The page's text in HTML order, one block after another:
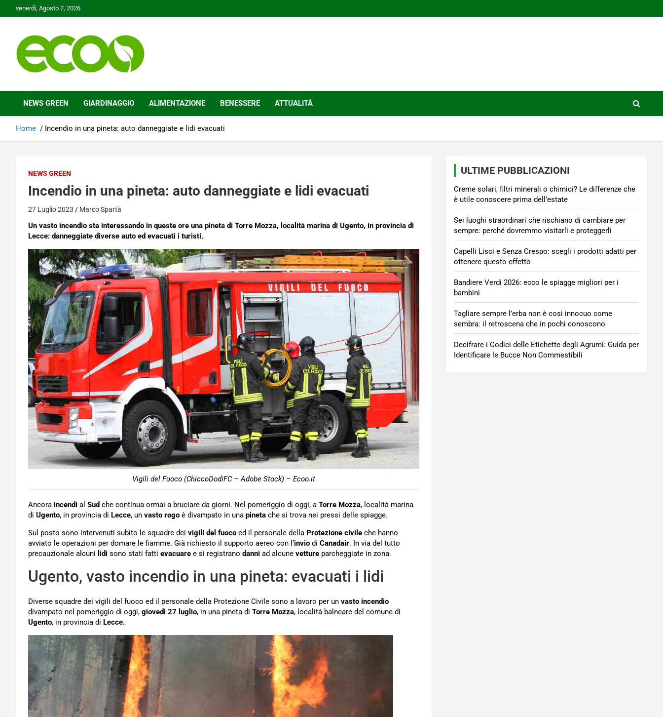
to
venerdì, Agosto 7, 2026
Ecoo.it
NEWS GREEN GIARDINAGGIO ALIMENTAZIONE BENESSERE ATTUALITÀ
Home Incendio in una pineta: auto danneggiate e lidi evacuati
NEWS GREEN
Incendio in una pineta: auto danneggiate e lidi evacuati
27 Luglio 2023 Marco Spartà
Un vasto incendio sta interessando in queste ore una pineta di Torre Mozza, località marina di Ugento, in provincia di
Lecce: danneggiate diverse auto ed evacuati i turisti.
Vigili del Fuoco (ChiccoDodiFC – Adobe Stock) – Ecoo.it
Ancora incendi al Sud che continua ormai a bruciare da giorni. Nel pomeriggio di oggi, a Torre Mozza, località marina
di Ugento, in provincia di Lecce, un vasto rogo è divampato in una pineta che si trova nei pressi delle spiagge.
Sul posto sono intervenuti subito le squadre dei vigili del fuoco ed il personale della Protezione civile che hanno
avviato le operazioni per domare le fiamme. Già richiesto il supporto aereo con l’invio di Canadair. In via del tutto
precauzionale alcuni lidi sono stati fatti evacuare e si registrano danni ad alcune vetture parcheggiate in zona.
Ugento, vasto incendio in una pineta: evacuati i lidi
Diverse squadre dei vigili del fuoco ed il personale della Protezione Civile sono a lavoro per un vasto incendio
divampato nel pomeriggio di oggi, giovedì 27 luglio, in una pineta di Torre Mozza, località balneare del comune di
Ugento, in provincia di Lecce.
ULTIME PUBBLICAZIONI
Creme solari, filtri minerali o chimici? Le differenze che
è utile conoscere prima dell’estate
Sei luoghi straordinari che rischiano di cambiare per
sempre: perché dovremmo visitarli e proteggerli
Capelli Lisci e Senza Crespo: scegli i prodotti adatti per
ottenere questo effetto
Bandiere Verdi 2026: ecco le spiagge migliori per i
bambini
Tagliare sempre l’erba non è così innocuo come
sembra: il retroscena che in pochi conoscono
Decifrare i Codici delle Etichette degli Agrumi: Guida per
Identificare le Bucce Non Commestibili